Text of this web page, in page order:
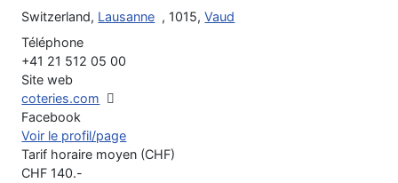
Switzerland, Lausanne , 1015,Vaud
Téléphone
+41 21 512 05 00
Site web
coteries.com
Facebook
Voir le profil/page
Tarif horaire moyen (CHF)
CHF 140.-